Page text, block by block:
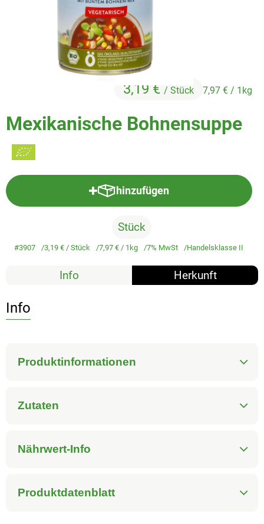
Veggie & Vegan
Backwaren
Trockensortiment
AllerLiebe
Großgebinde
Über uns
Mexikanische Bohnensuppe
3,19 € / Stück 7,97 € / 1kg
hinzufügen
Produkt zum Warenkorb
Stück
#3907 3,19 €/ Stück 7,97 €/ 1kg 7% MwSt Handelsklasse II
Info Herkunft
Info
Produktinformationen
Zutaten
Nährwert-Info
Produktdatenblatt